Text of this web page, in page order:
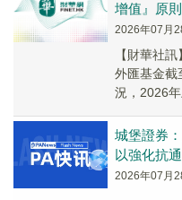
增值』原
2026年07月
【財華社
外匯基金截
況，2026
城堡證券
以強化抗
2026年07月